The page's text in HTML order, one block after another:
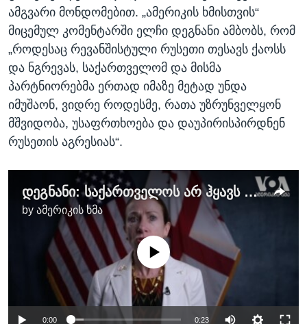
ამგვარი მონდომებით. „ამერიკის ხმისთვის“
მიცემულ კომენტარში ელჩი დეგნანი ამბობს, რომ
„როდესაც რევანშისტული რუსეთი თესავს ქაოსს
და ნგრევას, საქართველომ და მისმა
პარტნიორებმა ერთად იმაზე მეტად უნდა
იმუშაონ, ვიდრე როდესმე, რათა უზრუნველყონ
მშვიდობა, უსაფრთხოება და დაუპირისპირდნენ
რუსეთის აგრესიას“.
დეგნანი: საქართველოს არ ჰყავს უფრო დიდი მოკავშირე ვიდრე აშშ
by ამერიკის ხმა
No media source currently available
0:00 0:23